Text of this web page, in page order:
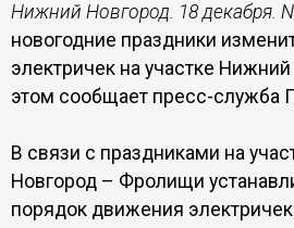
Нижний Новгород. 18 декабря.
новогодние праздники
электричек на участке
этом сообщает пресс-служба
В связи с праздниками на
Новгород – Фролищи
порядок движения